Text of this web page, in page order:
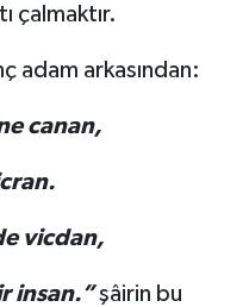
çalmaktır.
adam arkasından:
canan,
vicdan,
insan.”şâirin bu